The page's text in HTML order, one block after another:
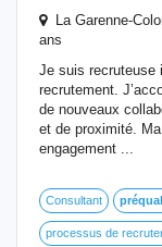
La Garenne-
ans
Je suis recruteuse
recrutement.
de nouveaux
et de proximité.
engagement ...
Consultant
processus de